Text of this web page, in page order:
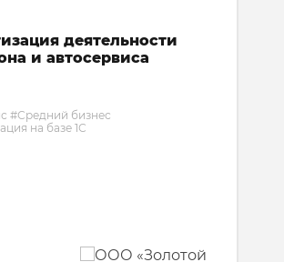
деятельности
и автосервиса
#Средний бизнес
на базе 1С